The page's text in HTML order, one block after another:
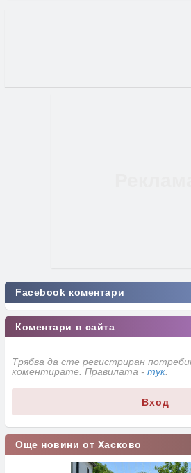
Facebook коментари
Коментари в сайта
Трябва да сте регистриран
коментирате. Правилата - тук
Вход
Още новини от Хасково